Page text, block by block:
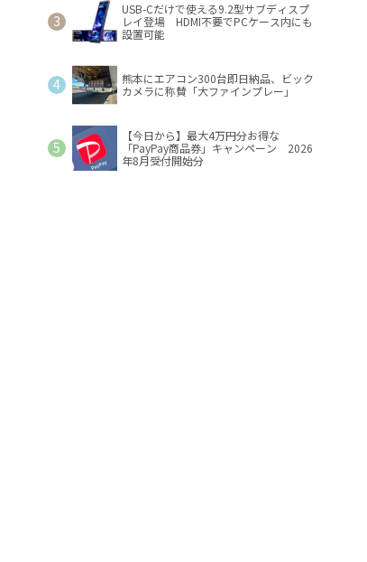
USB-Cだけで使える9.2型サブディスプ
レイ登場 HDMI不要でPCケース内にも
設置可能
熊本にエアコン300台即日納品、ビック
カメラに称賛「大ファインプレー」
【今日から】最大4万円分お得な
「PayPay商品券」キャンペーン 2026
年8月受付開始分